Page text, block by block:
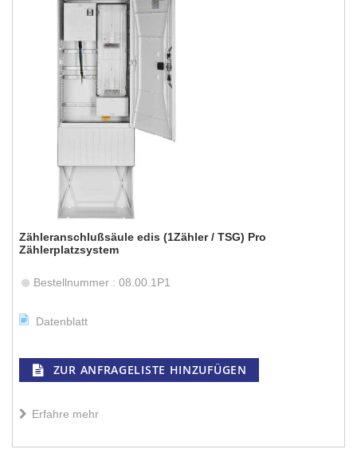
Zähleranschlußsäule edis (1Zähler / TSG) Pro
Zählerplatzsystem
Bestellnummer : 08.00.1P1
Datenblatt
ZUR ANFRAGELISTE HINZUFÜGEN
Erfahre mehr